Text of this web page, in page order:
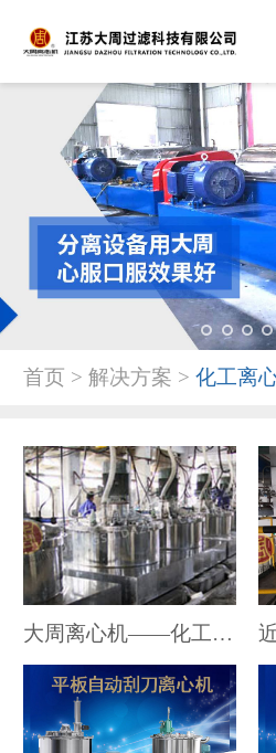
3 4 5
首页 > 解决方案 > 化工离
大周离心机——化工、制药行业设备采购的信赖之选